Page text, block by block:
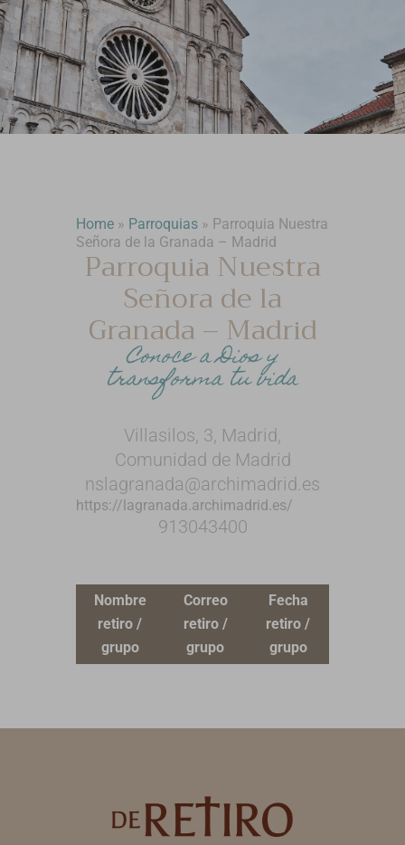
Home » Parroquias » Parroquia Nuestra
Señora de la Granada – Madrid
Parroquia Nuestra
Señora de la
Granada – Madrid
Conoce a Dios y
transforma tu vida
Villasilos, 3, Madrid,
Comunidad de Madrid
nslagranada@archimadrid.es
https://lagranada.archimadrid.es/
913043400
Nombre
retiro /
grupo
Correo
retiro /
grupo
Fecha
retiro /
grupo